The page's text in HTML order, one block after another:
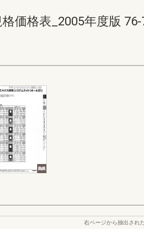
価格表_2005年度版
右ページから抽出され